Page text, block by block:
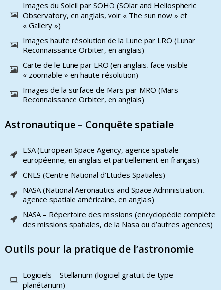
Images du Soleil par SOHO (SOlar and Heliospheric
Observatory, en anglais, voir « The sun now » et
« Gallery »)
Images haute résolution de la Lune par LRO (Lunar
Reconnaissance Orbiter, en anglais)
Carte de le Lune par LRO (en anglais, face visible
« zoomable » en haute résolution)
Images de la surface de Mars par MRO (Mars
Reconnaissance Orbiter, en anglais)
Astronautique – Conquête spatiale
ESA (European Space Agency, agence spatiale
européenne, en anglais et partiellement en français)
CNES (Centre National d’Etudes Spatiales)
NASA (National Aeronautics and Space Administration,
agence spatiale américaine, en anglais)
NASA – Répertoire des missions (encyclopédie complète
des missions spatiales, de la Nasa ou d’autres agences)
Outils pour la pratique de l’astronomie
Logiciels – Stellarium (logiciel gratuit de type
planétarium)